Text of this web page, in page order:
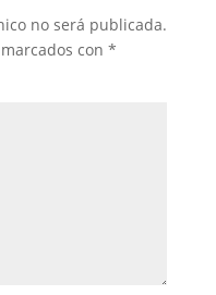
tir
no será publicada.
con *